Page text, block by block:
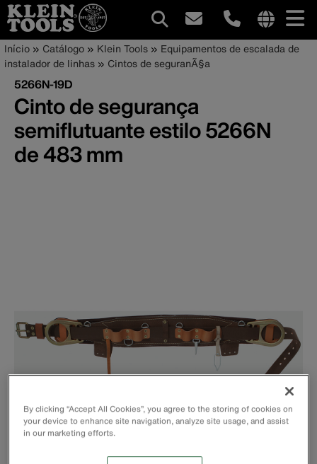
Pular
para
conteúdo
principal
site
Navegação
principal
Trilha
de
navegação
Início Catálogo Klein Tools
Equipamentos de escalada de
instalador de linhas
Cintos de seguranÃ§a
5266N-19D
Cinto de segurança
semiflutuante estilo 5266N
de 483 mm
By clicking “Accept All Cookies”, you agree to the storing of cookies on
your device to enhance site navigation, analyze site usage, and assist
in our marketing efforts.